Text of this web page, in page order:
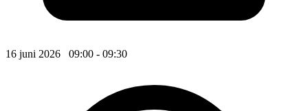
16 juni 2026 09:00 - 09:30